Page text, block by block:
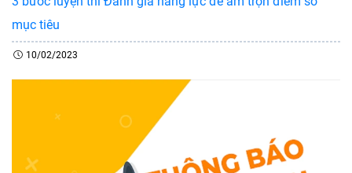
mục tiêu
10/02/2023